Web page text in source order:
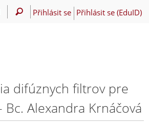
Přihlásit se Přihlásit se (EduID)
difúznych filtrov pre
Bc. Alexandra Krnáčová